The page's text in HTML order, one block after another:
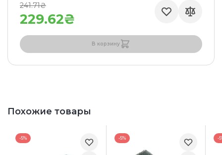
229.62₴
241.71₴
В корзину
Похожие товары
-5% -5% -